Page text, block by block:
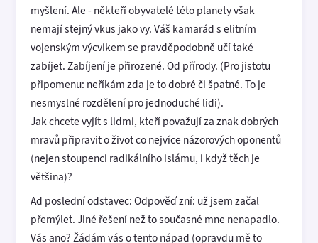
myšlení. Ale - někteří obyvatelé této planety však
nemají stejný vkus jako vy. Váš kamarád s elitním
vojenským výcvikem se pravděpodobně učí také
zabíjet. Zabíjení je přirozené. Od přírody. (Pro jistotu
připomenu: neříkám zda je to dobré či špatné. To je
nesmyslné rozdělení pro jednoduché lidi).
Jak chcete vyjít s lidmi, kteří považují za znak dobrých
mravů připravit o život co nejvíce názorových oponentů
(nejen stoupenci radikálního islámu, i když těch je
většina)?
Ad poslední odstavec: Odpověď zní: už jsem začal
přemýlet. Jiné řešení než to současné mne nenapadlo.
Vás ano? Žádám vás o tento nápad (opravdu mě to